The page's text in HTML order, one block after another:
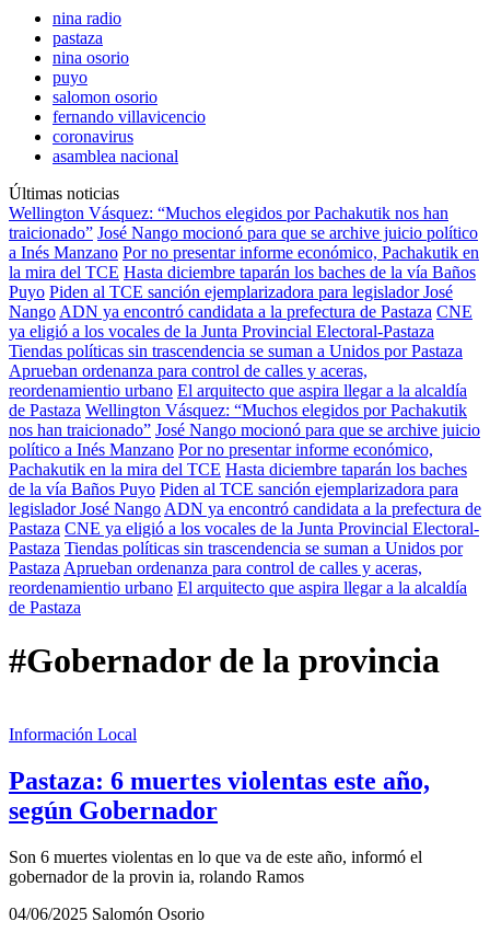
nina radio
pastaza
nina osorio
puyo
salomon osorio
fernando villavicencio
coronavirus
asamblea nacional
Últimas noticias
Wellington Vásquez: “Muchos elegidos por Pachakutik nos han
traicionado” José Nango mocionó para que se archive juicio político
a Inés Manzano Por no presentar informe económico, Pachakutik en
la mira del TCE Hasta diciembre taparán los baches de la vía Baños
Puyo Piden al TCE sanción ejemplarizadora para legislador José
Nango ADN ya encontró candidata a la prefectura de Pastaza CNE
ya eligió a los vocales de la Junta Provincial Electoral-Pastaza
Tiendas políticas sin trascendencia se suman a Unidos por Pastaza
Aprueban ordenanza para control de calles y aceras,
reordenamientio urbano El arquitecto que aspira llegar a la alcaldía
de Pastaza Wellington Vásquez: “Muchos elegidos por Pachakutik
nos han traicionado” José Nango mocionó para que se archive juicio
político a Inés Manzano Por no presentar informe económico,
Pachakutik en la mira del TCE Hasta diciembre taparán los baches
de la vía Baños Puyo Piden al TCE sanción ejemplarizadora para
legislador José Nango ADN ya encontró candidata a la prefectura de
Pastaza CNE ya eligió a los vocales de la Junta Provincial Electoral-
Pastaza Tiendas políticas sin trascendencia se suman a Unidos por
Pastaza Aprueban ordenanza para control de calles y aceras,
reordenamientio urbano El arquitecto que aspira llegar a la alcaldía
de Pastaza
#Gobernador de la provincia
Información Local
Pastaza: 6 muertes violentas este año,
según Gobernador
Son 6 muertes violentas en lo que va de este año, informó el
gobernador de la provin ia, rolando Ramos
04/06/2025 Salomón Osorio